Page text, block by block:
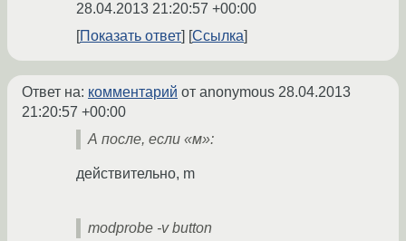
28.04.2013 21:20:57 +00:00
Показать ответ
Ссылка
Ответ на: комментарий от anonymous 28.04.2013
21:20:57 +00:00
А после, если «м»:
действительно, m
modprobe -v button